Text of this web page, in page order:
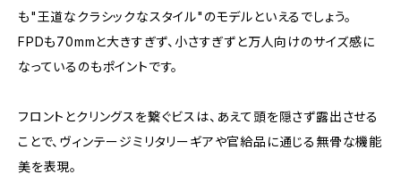
も"王道なクラシックなスタイル"のモデルといえるでしょう。
FPDも70mmと大きすぎず、小さすぎずと万人向けのサイズ感に
なっているのもポイントです。
フロントとクリングスを繋ぐビスは、あえて頭を隠さず露出させる
ことで、ヴィンテージミリタリーギアや官給品に通じる無骨な機能
美を表現。